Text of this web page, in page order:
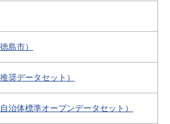
島市）
奨データセット）
治体標準オープンデータセット）